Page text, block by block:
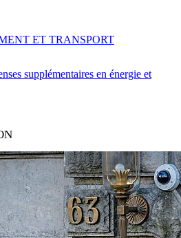
supplémentaires en énergie et
ET TRANSPORT